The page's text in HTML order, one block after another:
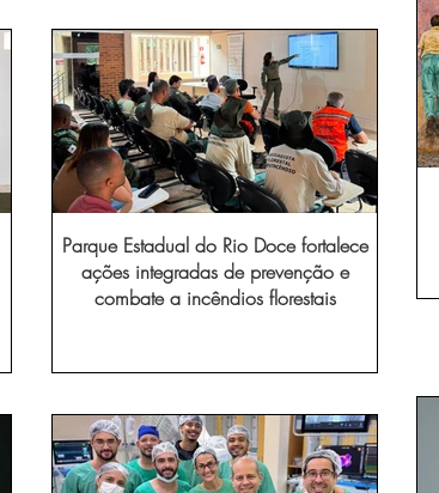
Parque Estadual do Rio Doce fortalece
ações integradas de prevenção e
combate a incêndios florestais